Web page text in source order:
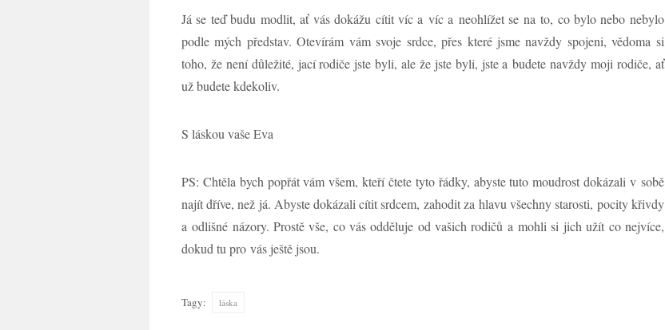
Já se teď budu modlit, ať vás dokážu cítit víc a víc a neohlížet se na to, co bylo nebo nebylo
podle mých představ. Otevírám vám svoje srdce, přes které jsme navždy spojeni, vědoma si
toho, že není důležité, jací rodiče jste byli, ale že jste byli, jste a budete navždy moji rodiče, ať
už budete kdekoliv.
S láskou vaše Eva
PS: Chtěla bych popřát vám všem, kteří čtete tyto řádky, abyste tuto moudrost dokázali v sobě
najít dříve, než já. Abyste dokázali cítit srdcem, zahodit za hlavu všechny starosti, pocity křivdy
a odlišné názory. Prostě vše, co vás odděluje od vašich rodičů a mohli si jich užít co nejvíce,
dokud tu pro vás ještě jsou.
Tagy: láska